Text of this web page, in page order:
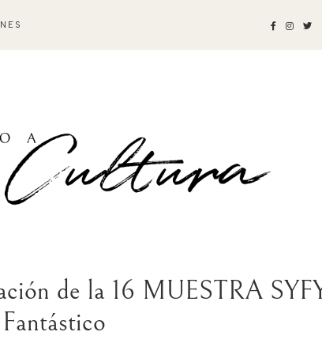
de la 16 MUESTRA
Fantástico